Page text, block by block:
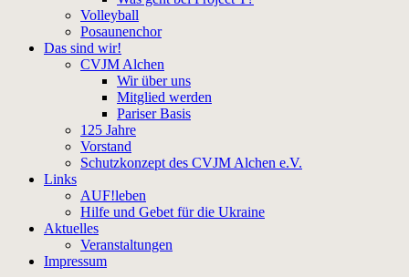
Volleyball
Posaunenchor
Das sind wir!
CVJM Alchen
Wir über uns
Mitglied werden
Pariser Basis
125 Jahre
Vorstand
Schutzkonzept des CVJM Alchen e.V.
Links
AUF!leben
Hilfe und Gebet für die Ukraine
Aktuelles
Veranstaltungen
Impressum